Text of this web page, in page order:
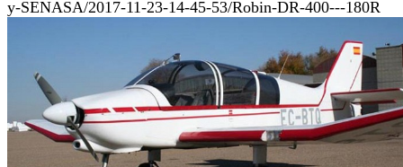
y-SENASA/2017-11-23-14-45-53/Robin-DR-400---180R